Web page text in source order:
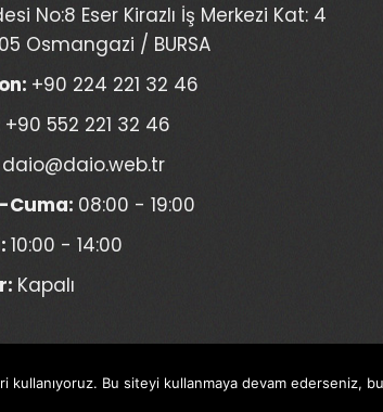
No:8 Eser Kirazlı İş Merkezi Kat: 4
Osmangazi / BURSA
+90 224 221 32 46
+90 552 221 32 46
daio@daio.web.tr
Cuma: 08:00 - 19:00
10:00 - 14:00
Kapalı
Bu siteyi kullanmaya devam ederseniz,